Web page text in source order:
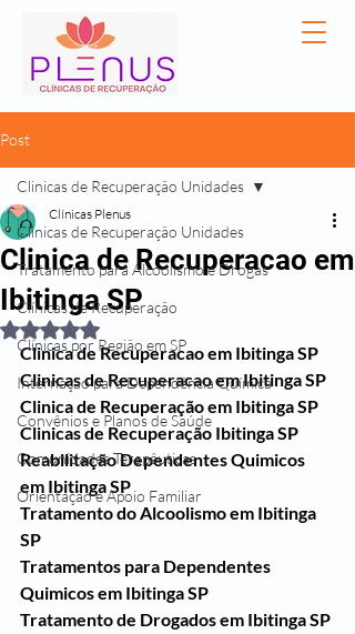
Post
Clinicas de Recuperação Unidades
Tratamento para Alcoolismo e Drogas
Clínicas de Recuperação
Clínicas por Região em SP
Internação para Dependência Química
Convênios e Planos de Saúde
Comunidades Terapêuticas
Orientação e Apoio Familiar
Clinicas de Recuperação Unidades
Clinica de Recuperacao em
Ibitinga SP
Clínicas Plenus
Avaliado com NaN de 5 estrelas.
Clinica de Recuperacao em Ibitinga SP
Clinicas de Recuperacao em Ibitinga SP
Clinica de Recuperação em Ibitinga SP
Clinicas de Recuperação Ibitinga SP
Reabilitação Dependentes Quimicos
em Ibitinga SP
Tratamento do Alcoolismo em Ibitinga
SP
Tratamentos para Dependentes
Quimicos em Ibitinga SP
Tratamento de Drogados em Ibitinga SP